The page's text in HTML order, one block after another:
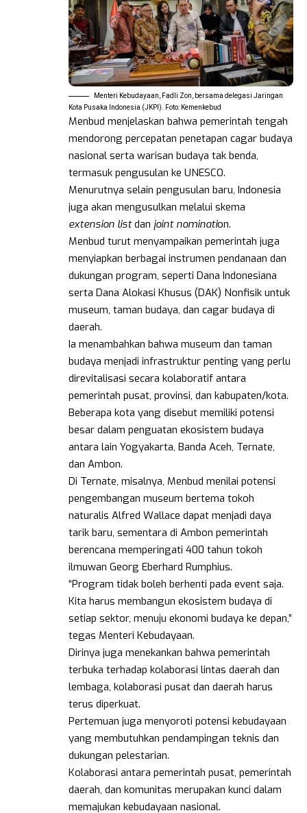
Menteri Kebudayaan, Fadli Zon, bersama delegasi Jaringan
Kota Pusaka Indonesia (JKPI). Foto: Kemenkebud
Menbud menjelaskan bahwa pemerintah tengah
mendorong percepatan penetapan cagar budaya
nasional serta warisan budaya tak benda,
termasuk pengusulan ke UNESCO.
Menurutnya selain pengusulan baru, Indonesia
juga akan mengusulkan melalui skema
extension listdan joint nomination.
Menbud turut menyampaikan pemerintah juga
menyiapkan berbagai instrumen pendanaan dan
dukungan program, seperti Dana Indonesiana
serta Dana Alokasi Khusus (DAK) Nonfisik untuk
museum, taman budaya, dan cagar budaya di
daerah.
Ia menambahkan bahwa museum dan taman
budaya menjadi infrastruktur penting yang perlu
direvitalisasi secara kolaboratif antara
pemerintah pusat, provinsi, dan kabupaten/kota.
Beberapa kota yang disebut memiliki potensi
besar dalam penguatan ekosistem budaya
antara lain Yogyakarta, Banda Aceh, Ternate,
dan Ambon.
Di Ternate, misalnya, Menbud menilai potensi
pengembangan museum bertema tokoh
naturalis Alfred Wallace dapat menjadi daya
tarik baru, sementara di Ambon pemerintah
berencana memperingati 400 tahun tokoh
ilmuwan Georg Eberhard Rumphius.
“Program tidak boleh berhenti pada event saja.
Kita harus membangun ekosistem budaya di
setiap sektor, menuju ekonomi budaya ke depan,”
tegas Menteri Kebudayaan.
Dirinya juga menekankan bahwa pemerintah
terbuka terhadap kolaborasi lintas daerah dan
lembaga, kolaborasi pusat dan daerah harus
terus diperkuat.
Pertemuan juga menyoroti potensi kebudayaan
yang membutuhkan pendampingan teknis dan
dukungan pelestarian.
Kolaborasi antara pemerintah pusat, pemerintah
daerah, dan komunitas merupakan kunci dalam
memajukan kebudayaan nasional.